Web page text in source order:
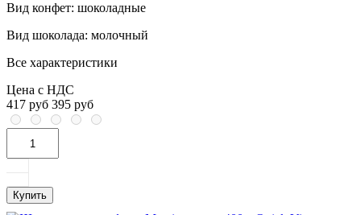
Вид конфет: шоколадные
Вид шоколада: молочный
Все характеристики
Цена с НДС
417 руб 395 руб
Купить